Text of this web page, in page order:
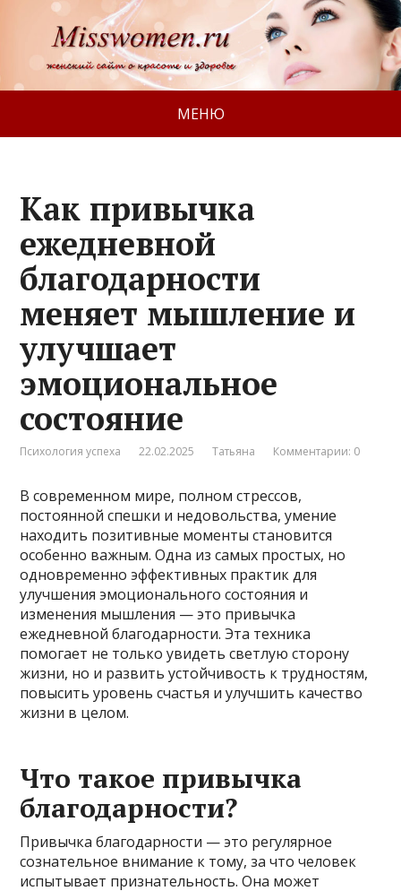
МЕНЮ
Как привычка
ежедневной
благодарности
меняет мышление и
улучшает
эмоциональное
состояние
Психология успеха 22.02.2025 Татьяна Комментарии: 0
В современном мире, полном стрессов,
постоянной спешки и недовольства, умение
находить позитивные моменты становится
особенно важным. Одна из самых простых, но
одновременно эффективных практик для
улучшения эмоционального состояния и
изменения мышления — это привычка
ежедневной благодарности. Эта техника
помогает не только увидеть светлую сторону
жизни, но и развить устойчивость к трудностям,
повысить уровень счастья и улучшить качество
жизни в целом.
Что такое привычка
благодарности?
Привычка благодарности — это регулярное
сознательное внимание к тому, за что человек
испытывает признательность. Она может